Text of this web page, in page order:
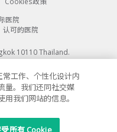
医院
认可的医院
10110 Thailand.
工作、个性化设计内
量。我们还同社交媒
我们网站的信息。
所有 Cookie